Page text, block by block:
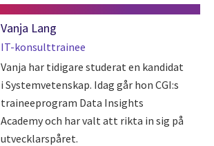
Vanja Lang
IT-konsulttrainee
Vanja har tidigare studerat en kandidat
i Systemvetenskap. Idag går hon CGI:s
traineeprogram Data Insights
Academy och har valt att rikta in sig på
utvecklarspåret.